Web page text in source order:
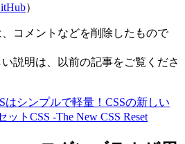
）
、コメントなどを削除したもので
説明は、以前の記事をご覧くださ
はシンプルで軽量！CSSの新しい
トCSS -The New CSS Reset